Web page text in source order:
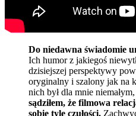
Do niedawna świadomie
Ich humor z jakiegoś
dzisiejszej perspektywy
oryginalny i szalony jak na
nich był dla mnie
sądziłem, że filmowa
sobie tyle czułości.